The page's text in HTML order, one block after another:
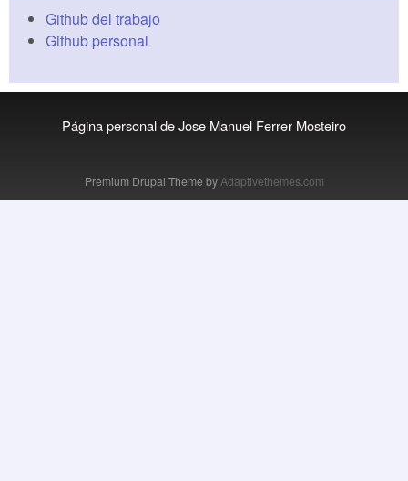
Github del trabajo
Github personal
Página personal de Jose Manuel Ferrer Mosteiro
Premium Drupal Theme by Adaptivethemes.com